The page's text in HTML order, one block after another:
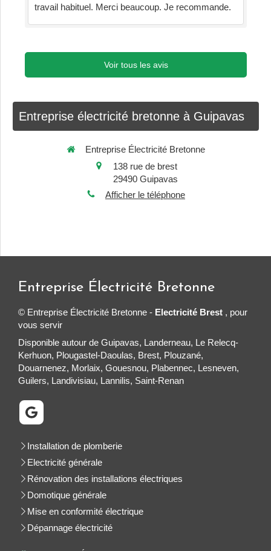
travail habituel. Merci beaucoup. Je recommande.
Voir tous les avis
Entreprise électricité bretonne à Guipavas
Entreprise Électricité Bretonne
138 rue de brest
29490 Guipavas
Afficher le téléphone
Entreprise Électricité Bretonne
© Entreprise Électricité Bretonne - Electricité Brest , pour
vous servir
Disponible autour de Guipavas, Landerneau, Le Relecq-
Kerhuon, Plougastel-Daoulas, Brest, Plouzané,
Douarnenez, Morlaix, Gouesnou, Plabennec, Lesneven,
Guilers, Landivisiau, Lannilis, Saint-Renan
Installation de plomberie
Electricité générale
Rénovation des installations électriques
Domotique générale
Mise en conformité électrique
Dépannage électricité